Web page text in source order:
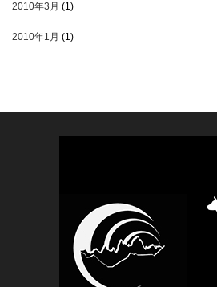
2010年3月 (1)
2010年1月 (1)